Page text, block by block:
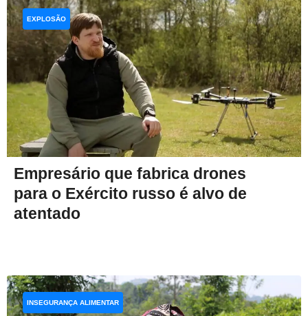
Empresário que fabrica drones
para o Exército russo é alvo de
atentado
EXPLOSÃO
INSEGURANÇA ALIMENTAR